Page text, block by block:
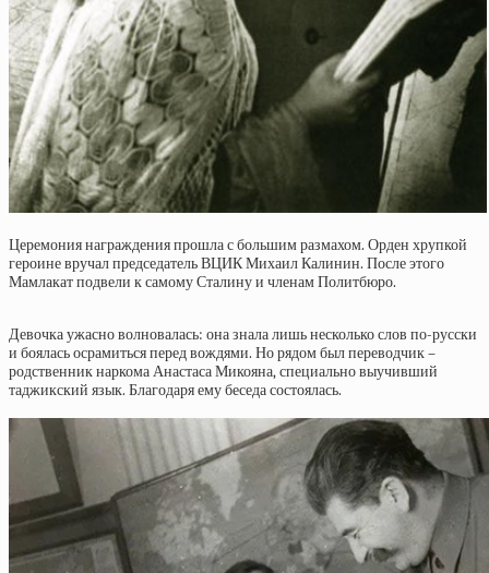
Церемония награждения прошла с большим размахом. Орден хрупкой
героине вручал председатель ВЦИК Михаил Калинин. После этого
Мамлакат подвели к самому Сталину и членам Политбюро.
Девочка ужасно волновалась: она знала лишь несколько слов по-русски
и боялась осрамиться перед вождями. Но рядом был переводчик –
родственник наркома Анастаса Микояна, специально выучивший
таджикский язык. Благодаря ему беседа состоялась.